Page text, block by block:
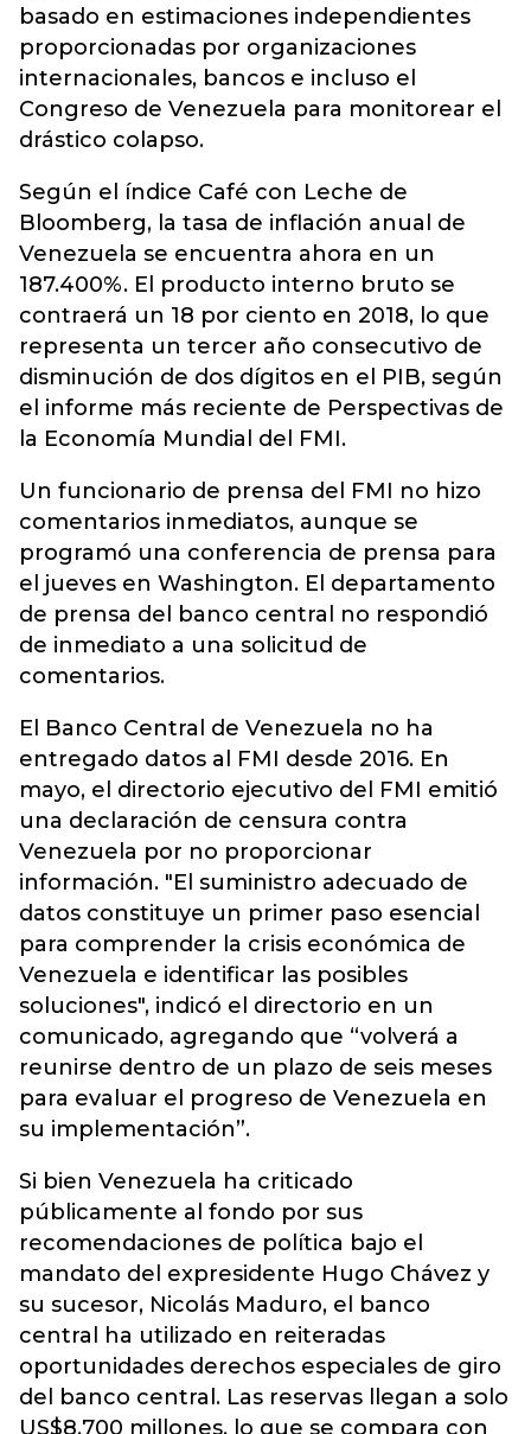
basado en estimaciones independientes
proporcionadas por organizaciones
internacionales, bancos e incluso el
Congreso de Venezuela para monitorear el
drástico colapso.
Según el índice Café con Leche de
Bloomberg, la tasa de inflación anual de
Venezuela se encuentra ahora en un
187.400%. El producto interno bruto se
contraerá un 18 por ciento en 2018, lo que
representa un tercer año consecutivo de
disminución de dos dígitos en el PIB, según
el informe más reciente de Perspectivas de
la Economía Mundial del FMI.
Un funcionario de prensa del FMI no hizo
comentarios inmediatos, aunque se
programó una conferencia de prensa para
el jueves en Washington. El departamento
de prensa del banco central no respondió
de inmediato a una solicitud de
comentarios.
El Banco Central de Venezuela no ha
entregado datos al FMI desde 2016. En
mayo, el directorio ejecutivo del FMI emitió
una declaración de censura contra
Venezuela por no proporcionar
información. "El suministro adecuado de
datos constituye un primer paso esencial
para comprender la crisis económica de
Venezuela e identificar las posibles
soluciones", indicó el directorio en un
comunicado, agregando que “volverá a
reunirse dentro de un plazo de seis meses
para evaluar el progreso de Venezuela en
su implementación”.
Si bien Venezuela ha criticado
públicamente al fondo por sus
recomendaciones de política bajo el
mandato del expresidente Hugo Chávez y
su sucesor, Nicolás Maduro, el banco
central ha utilizado en reiteradas
oportunidades derechos especiales de giro
del banco central. Las reservas llegan a solo
US$8.700 millones, lo que se compara con